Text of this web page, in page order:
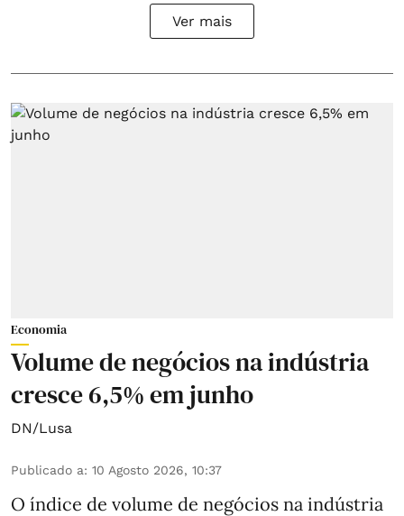
Ver mais
Economia
Volume de negócios na indústria
cresce 6,5% em junho
DN/Lusa
Publicado a: 10 Agosto 2026, 10:37
O índice de volume de negócios na indústria